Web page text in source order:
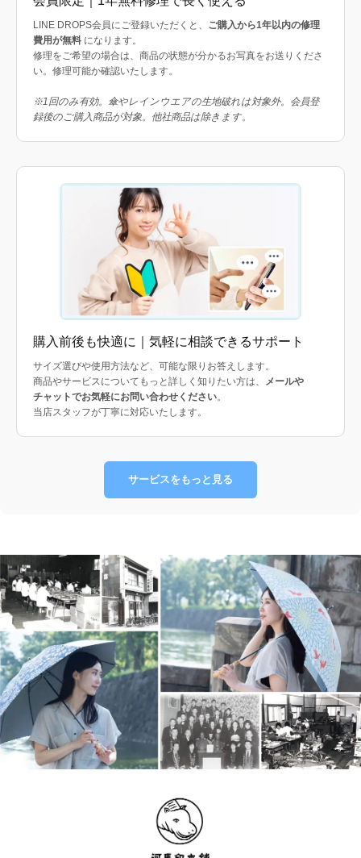
LINE DROPS会員にご登録いただくと、 ご購入から1年以内の修理
費用が無料 になります。
修理をご希望の場合は、商品の状態が分かるお写真をお送りくださ
い。修理可能か確認いたします。
※1回のみ有効。傘やレインウエアの生地破れは対象外。会員登
録後のご購入商品が対象。他社商品は除きます。
購入前後も快適に｜気軽に相談できるサポート
サイズ選びや使用方法など、可能な限りお答えします。
商品やサービスについてもっと詳しく知りたい方は、
メールや
チャットでお気軽にお問い合わせください。
当店スタッフが丁寧に対応いたします。
サービスをもっと見る